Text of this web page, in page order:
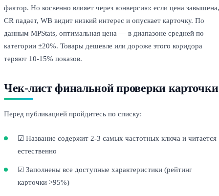
фактор. Но косвенно влияет через конверсию: если цена завышена,
CR падает, WB видит низкий интерес и опускает карточку. По
данным MPStats, оптимальная цена — в диапазоне средней по
категории ±20%. Товары дешевле или дороже этого коридора
теряют 10-15% показов.
Чек-лист финальной проверки карточки
Перед публикацией пройдитесь по списку:
☑ Название содержит 2-3 самых частотных ключа и читается
естественно
☑ Заполнены все доступные характеристики (рейтинг
карточки >95%)